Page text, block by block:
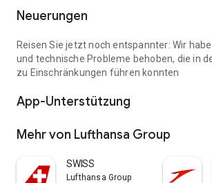
Neuerungen
Reisen Sie jetzt noch entspannter: Wir
und technische Probleme behoben, die in
zu Einschränkungen führen konnten
App-Unterstützung
Mehr von Lufthansa Group
SWISS
Lufthansa Group